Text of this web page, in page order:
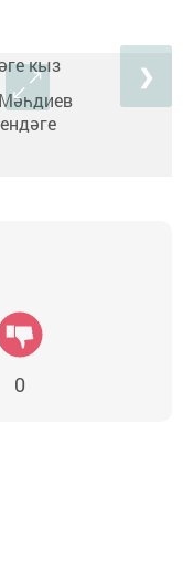
❯
0